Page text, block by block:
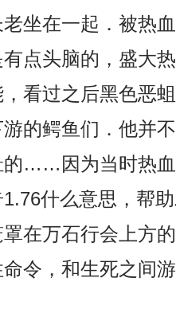
坐在一起．被热
点头脑的，盛大
看过之后黑色恶
的鳄鱼们．他并
的……因为当时热
什么意思，帮
在万石行会上方
令，和生死之间